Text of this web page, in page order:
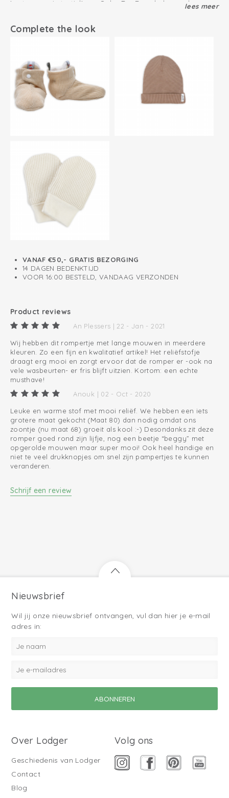
'vertrouwen in textiel' van Oeko-Tex. Deze baby omslag
Combineer de baby romper met de Ciumbelle babyslofjes en
Zo houd jij je katoen producten zo lang mogelijk mooi
Oeko-Tex gecertificeerd: vrij van schadelijke stoffen
Gebreid katoen; ademend en zacht
Gemakkelijk aan- en uittrekken door overslag
lees meer
Complete the look
VANAF €50,- GRATIS BEZORGING
14 DAGEN BEDENKTIJD
VOOR 16:00 BESTELD, VANDAAG VERZONDEN
Product reviews
An Plessers | 22 - Jan - 2021
Wij hebben dit rompertje met lange mouwen in meerdere
kleuren. Zo een fijn en kwalitatief artikel! Het reliëfstofje
draagt erg mooi en zorgt ervoor dat de romper er -ook na
vele wasbeurten- er fris blijft uitzien. Kortom: een echte
musthave!
Anouk | 02 - Oct - 2020
Leuke en warme stof met mooi reliëf. We hebben een iets
grotere maat gekocht (Maat 80) dan nodig omdat ons
zoontje (nu maat 68) groeit als kool :-) Desondanks zit deze
romper goed rond zijn lijfje, nog een beetje “beggy” met
opgerolde mouwen maar super mooi! Ook heel handige en
niet te veel drukknopjes om snel zijn pampertjes te kunnen
veranderen.
Schrijf een review
Nieuwsbrief
Wil jij onze nieuwsbrief ontvangen, vul dan hier je e-mail
adres in:
Over Lodger
Geschiedenis van Lodger
Contact
Blog
Volg ons